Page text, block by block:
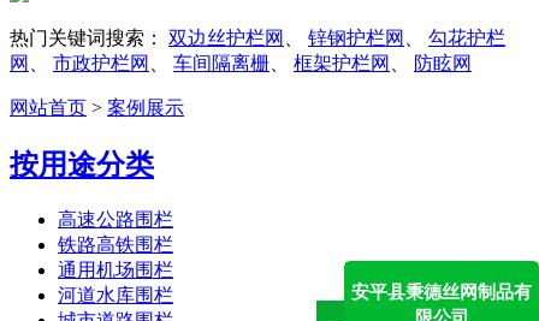
热门关键词搜索： 双边丝护栏网 锌钢护栏网
勾花护栏
网
市政护栏网 车间隔离栅 框架护栏网 防眩网
网站首页 > 案例展示
按用途分类
高速公路围栏
铁路高铁围栏
通用机场围栏
河道水库围栏
安平县秉德丝网制品有
限公司